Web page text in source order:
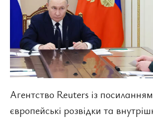
Агентство Reuters із
європейські розвідки та